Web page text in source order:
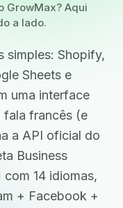
GrowMax? Aqui
a lado.
simples: Shopify,
Sheets e
uma interface
fala francês (e
a API oficial do
Business
14 idiomas,
+ Facebook +